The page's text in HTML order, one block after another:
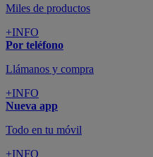
Miles de productos
+INFO
Por teléfono
Llámanos y compra
+INFO
Nueva app
Todo en tu móvil
+INFO